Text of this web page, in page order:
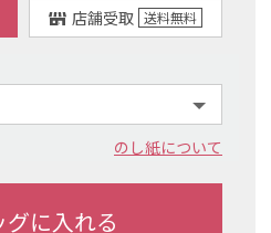
店舗受取 送料無料
のし紙について